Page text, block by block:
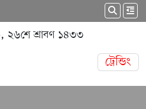
শ্রাবণ ১৪৩৩
ট্রেন্ডিং